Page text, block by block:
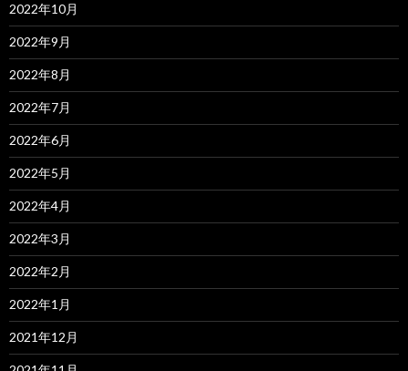
2022年10月
2022年9月
2022年8月
2022年7月
2022年6月
2022年5月
2022年4月
2022年3月
2022年2月
2022年1月
2021年12月